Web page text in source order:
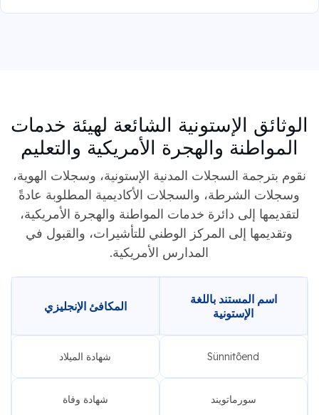
الوثائق الإستونية الشائعة لهيئة خدمات
المواطنة والهجرة الأمريكية والتعليم
نقوم بترجمة السجلات المدنية الإستونية، وسجلات الهوية،
وسجلات الشرطة، والسجلات الأكاديمية المطلوبة عادةً
لتقديمها إلى دائرة خدمات المواطنة والهجرة الأمريكية،
وتقديمها إلى المركز الوطني للتأشيرات، والقبول في
المدارس الأمريكية.
اسم المستند باللغة
الإستونية
المكافئ الإنجليزي
Sünnitõend شهادة الميلاد
سورماتويند شهادة وفاة